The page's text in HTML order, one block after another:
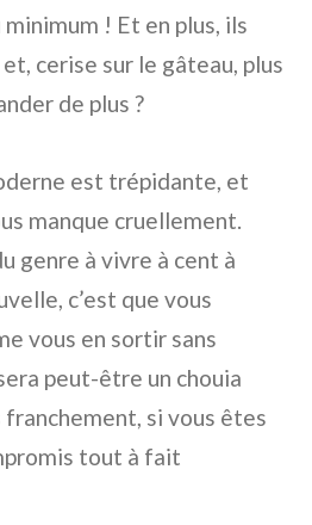
! Et en plus, ils
cerise sur le gâteau, plus
de plus ?
est trépidante, et
manque cruellement.
genre à vivre à cent à
c’est que vous
vous en sortir sans
peut-être un chouia
si vous êtes
tout à fait